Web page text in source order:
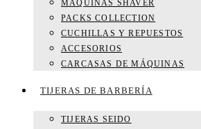
MÁQUINAS SHAVER
PACKS COLLECTION
CUCHILLAS Y REPUESTOS
ACCESORIOS
CARCASAS DE MÁQUINAS
TIJERAS DE BARBERÍA
TIJERAS SEIDO